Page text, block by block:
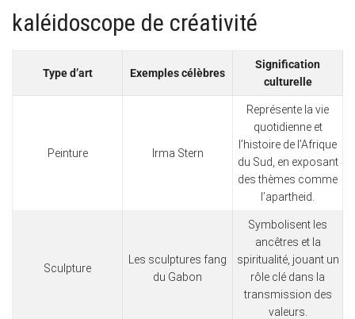
kaléidoscope de créativité
Type d’art Exemples célèbres
Signification
culturelle
Peinture Irma Stern
Représente la vie
quotidienne et
l’histoire de l’Afrique
du Sud, en exposant
des thèmes comme
l’apartheid.
Sculpture
Les sculptures fang
du Gabon
Symbolisent les
ancêtres et la
spiritualité, jouant un
rôle clé dans la
transmission des
valeurs.